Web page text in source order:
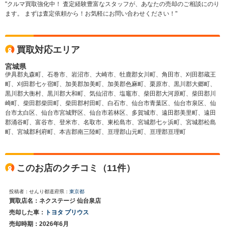
"クルマ買取強化中！ 査定経験豊富なスタッフが、あなたの売却のご相談にのり
ます。 まずは査定依頼から！お気軽にお問い合わせください！"
買取対応エリア
宮城県
伊具郡丸森町、石巻市、岩沼市、大崎市、牡鹿郡女川町、角田市、刈田郡蔵王
町、刈田郡七ヶ宿町、加美郡加美町、加美郡色麻町、栗原市、黒川郡大郷町、
黒川郡大衡村、黒川郡大和町、気仙沼市、塩竈市、柴田郡大河原町、柴田郡川
崎町、柴田郡柴田町、柴田郡村田町、白石市、仙台市青葉区、仙台市泉区、仙
台市太白区、仙台市宮城野区、仙台市若林区、多賀城市、遠田郡美里町、遠田
郡涌谷町、富谷市、登米市、名取市、東松島市、宮城郡七ヶ浜町、宮城郡松島
町、宮城郡利府町、本吉郡南三陸町、亘理郡山元町、亘理郡亘理町
このお店のクチコミ（11件）
投稿者：せんり都道府県： 東京都
買取店名：ネクステージ 仙台泉店
売却した車：
トヨタ プリウス
売却時期：2026年6月